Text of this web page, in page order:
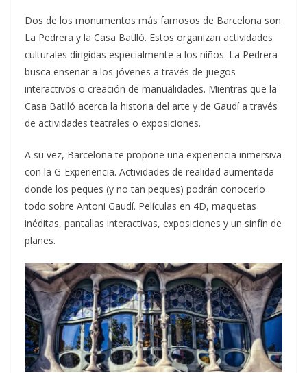
Dos de los monumentos más famosos de Barcelona son
La Pedrera y la Casa Batlló. Estos organizan actividades
culturales dirigidas especialmente a los niños: La Pedrera
busca enseñar a los jóvenes a través de juegos
interactivos o creación de manualidades. Mientras que la
Casa Batlló acerca la historia del arte y de Gaudí a través
de actividades teatrales o exposiciones.
A su vez, Barcelona te propone una experiencia inmersiva
con la G-Experiencia. Actividades de realidad aumentada
donde los peques (y no tan peques) podrán conocerlo
todo sobre Antoni Gaudí. Películas en 4D, maquetas
inéditas, pantallas interactivas, exposiciones y un sinfín de
planes.